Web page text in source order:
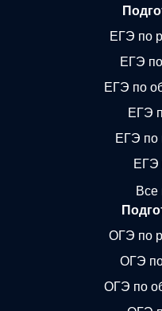
ЕГЭ по
ЕГЭ
ЕГЭ по
ЕГЭ
ЕГЭ по
ЕГЭ
Все
ОГЭ по
ОГЭ
ОГЭ по